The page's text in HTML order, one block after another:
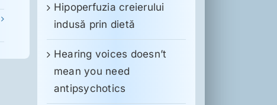
Hipoperfuzia creierului
indusă prin dietă
Hearing voices doesn’t
mean you need
antipsychotics